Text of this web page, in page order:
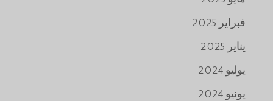
فبراير 2025
يناير 2025
يوليو 2024
يونيو 2024